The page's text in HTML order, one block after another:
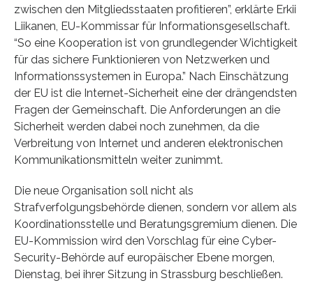
zwischen den Mitgliedsstaaten profitieren”, erklärte Erkii
Liikanen, EU-Kommissar für Informationsgesellschaft.
“So eine Kooperation ist von grundlegender Wichtigkeit
für das sichere Funktionieren von Netzwerken und
Informationssystemen in Europa.” Nach Einschätzung
der EU ist die Internet-Sicherheit eine der drängendsten
Fragen der Gemeinschaft. Die Anforderungen an die
Sicherheit werden dabei noch zunehmen, da die
Verbreitung von Internet und anderen elektronischen
Kommunikationsmitteln weiter zunimmt.
Die neue Organisation soll nicht als
Strafverfolgungsbehörde dienen, sondern vor allem als
Koordinationsstelle und Beratungsgremium dienen. Die
EU-Kommission wird den Vorschlag für eine Cyber-
Security-Behörde auf europäischer Ebene morgen,
Dienstag, bei ihrer Sitzung in Strassburg beschließen.